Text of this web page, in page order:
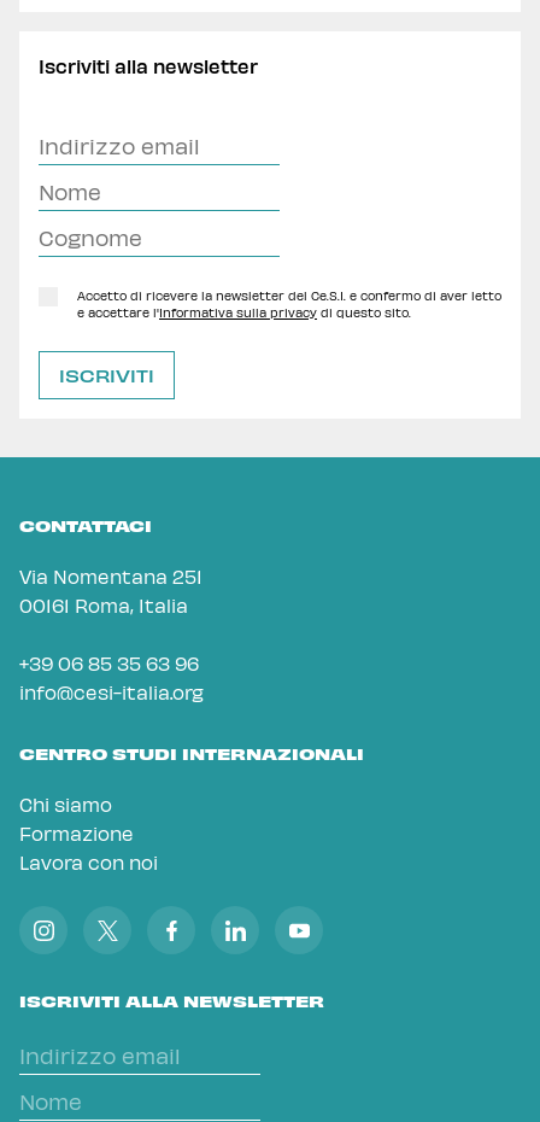
Iscriviti alla newsletter
Accetto di ricevere la newsletter del Ce.S.I. e confermo di aver letto
e accettare l'Informativa sulla privacy di questo sito.
CONTATTACI
Via Nomentana 251
00161 Roma, Italia
+39 06 85 35 63 96
info@cesi-italia.org
CENTRO STUDI INTERNAZIONALI
Chi siamo
Formazione
Lavora con noi
ISCRIVITI ALLA NEWSLETTER